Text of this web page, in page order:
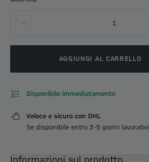
1
AGGIUNGI AL CARRELLO
Disponibile immediatamente
Veloce e sicuro con DHL
Se disponibile entro 3-5 giorni lavorativi